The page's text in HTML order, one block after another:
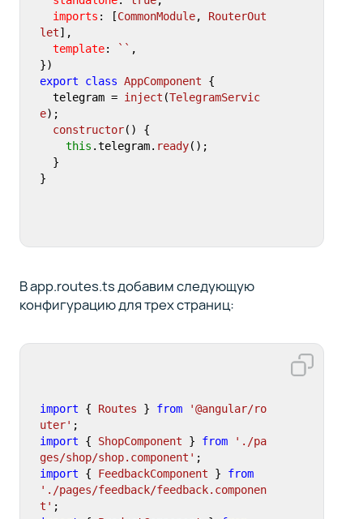
imports : [CommonModule, RouterOut
let],
template: `` ,
export
class AppComponent {
  telegram =
inject (TelegramServic
e);
constructor( ) {
this .telegram. ready();
}
В app.routes.ts добавим следующую
конфигурацию для трех страниц:
import { Routes } from
'@angular/ro
uter'
import { ShopComponent } from
'./pa
ges/shop/shop.component'
import { FeedbackComponent } from
'./pages/feedback/feedback.componen
t'